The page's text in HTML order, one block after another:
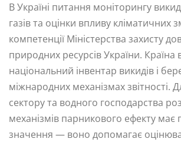
В Україні питання моніторингу
газів та оцінки впливу кліматичних
компетенції Міністерства захисту
природних ресурсів України. Країна
національний інвентар викидів і
міжнародних механізмах звітності.
сектору та водного господарства
механізмів парникового ефекту має
значення — воно допомагає